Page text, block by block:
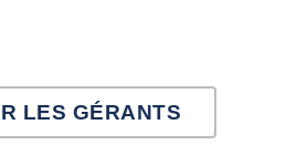
LES GÉRANTS